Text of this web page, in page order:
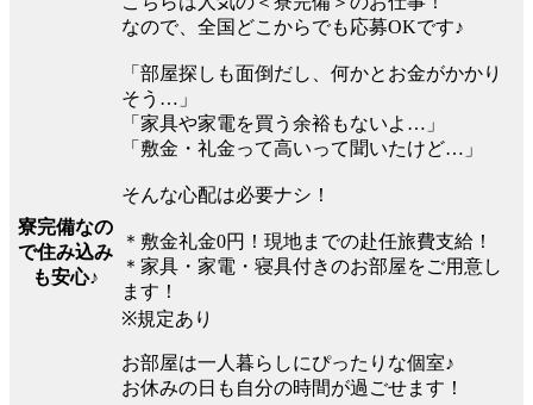
寮完備なの
で住み込み
も安心♪
なので、全国どこからでも応募OKです♪
「部屋探しも面倒だし、何かとお金がかかり
そう…」
「家具や家電を買う余裕もないよ…」
「敷金・礼金って高いって聞いたけど…」
そんな心配は必要ナシ！
＊敷金礼金0円！現地までの赴任旅費支給！
＊家具・家電・寝具付きのお部屋をご用意し
ます！
※規定あり
お部屋は一人暮らしにぴったりな個室♪
お休みの日も自分の時間が過ごせます！